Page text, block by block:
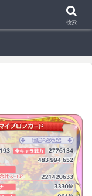
検索